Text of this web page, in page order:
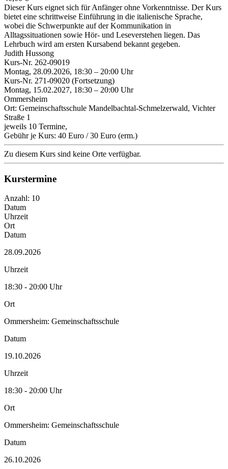
Dieser Kurs eignet sich für Anfänger ohne Vorkenntnisse. Der Kurs
bietet eine schrittweise Einführung in die italienische Sprache,
wobei die Schwerpunkte auf der Kommunikation in
Alltagssituationen sowie Hör- und Leseverstehen liegen. Das
Lehrbuch wird am ersten Kursabend bekannt gegeben.
Judith Hussong
Kurs-Nr. 262-09019
Montag, 28.09.2026, 18:30 – 20:00 Uhr
Kurs-Nr. 271-09020 (Fortsetzung)
Montag, 15.02.2027, 18:30 – 20:00 Uhr
Ommersheim
Ort: Gemeinschaftsschule Mandelbachtal-Schmelzerwald, Vichter
Straße 1
jeweils 10 Termine,
Gebühr je Kurs: 40 Euro / 30 Euro (erm.)
Zu diesem Kurs sind keine Orte verfügbar.
Kurstermine
Anzahl: 10
Datum
Uhrzeit
Ort
Datum
28.09.2026
Uhrzeit
18:30 - 20:00 Uhr
Ort
Ommersheim: Gemeinschaftsschule
Datum
19.10.2026
Uhrzeit
18:30 - 20:00 Uhr
Ort
Ommersheim: Gemeinschaftsschule
Datum
26.10.2026